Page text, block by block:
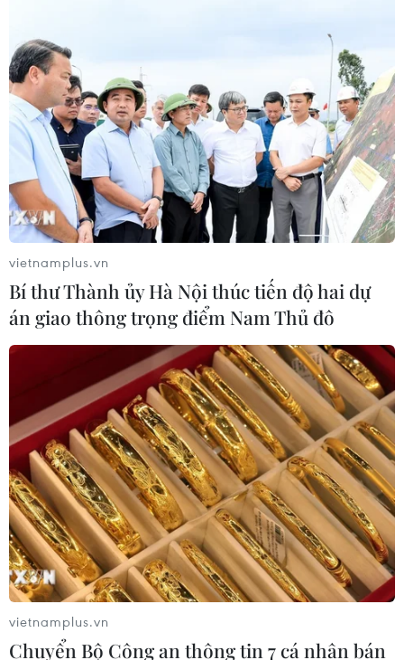
vietnamplus.vn
Bí thư Thành ủy Hà Nội thúc tiến độ hai dự
án giao thông trọng điểm Nam Thủ đô
vietnamplus.vn
Chuyển Bộ Công an thông tin 7 cá nhân bán